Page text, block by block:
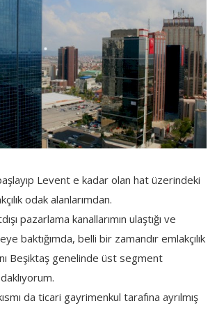
Levent e kadar olan hat üzerindeki
odak alanlarımdan.
pazarlama kanallarımın ulaştığı ve
baktığımda, belli bir zamandır emlakçılık
Beşiktaş genelinde üst segment
da ticari gayrimenkul tarafına ayrılmış